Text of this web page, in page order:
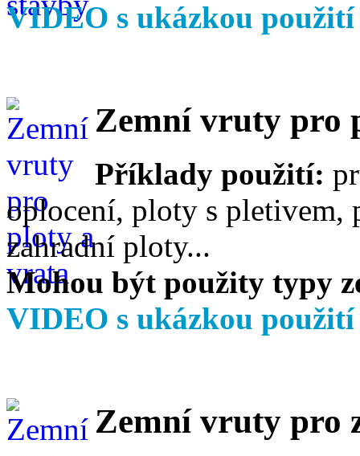
VIDEO s ukázkou
Zemní vruty pro
Příklady použití:
oplocení, ploty s pletivem,
zahradní ploty...
Mohou být použity typy
VIDEO s ukázkou
Zemní vruty pro